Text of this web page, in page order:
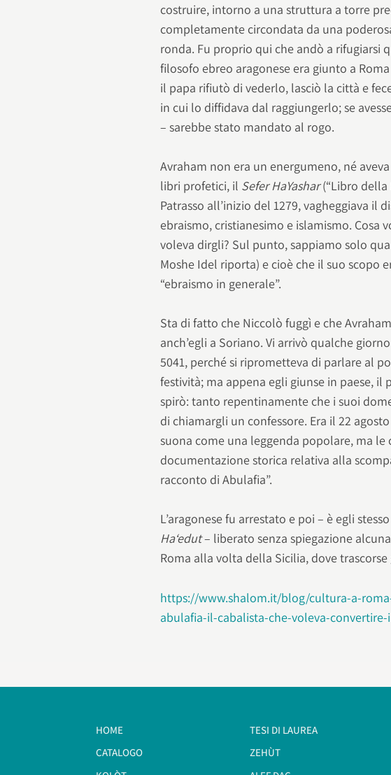
costruire, intorno a una struttura a torre
completamente circondata da una
ronda. Fu proprio qui che andò a rifugiarsi
filosofo ebreo aragonese era giunto a
il papa rifiutò di vederlo, lasciò la città e
in cui lo diffidava dal raggiungerlo; se
– sarebbe stato mandato al rogo.
Avraham non era un energumeno, né
libri profetici, il Sefer HaYashar(“Libro della
Patrasso all’inizio del 1279, vagheggiava il
ebraismo, cristianesimo e islamismo. Cosa
voleva dirgli? Sul punto, sappiamo solo
Moshe Idel riporta) e cioè che il suo scopo
“ebraismo in generale”.
Sta di fatto che Niccolò fuggì e che
anch’egli a Soriano. Vi arrivò qualche
5041, perché si riprometteva di parlare al
festività; ma appena egli giunse in paese, il
spirò: tanto repentinamente che i suoi
di chiamargli un confessore. Era il 22
suona come una leggenda popolare, ma le
documentazione storica relativa alla
racconto di Abulafia”.
L’aragonese fu arrestato e poi – è egli
Ha‘edut– liberato senza spiegazione
Roma alla volta della Sicilia, dove
https://www.shalom.it/blog/cultura-a-
abulafia-il-cabalista-che-voleva-convertire-
HOME
CATALOGO
TESI DI LAUREA
ZEHÙT